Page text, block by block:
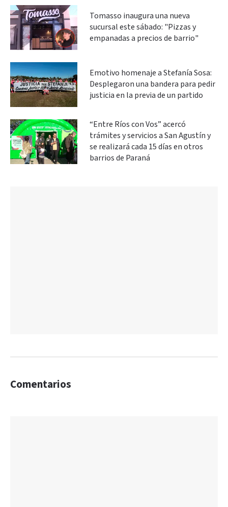
Tomasso inaugura una nueva
sucursal este sábado: "Pizzas y
empanadas a precios de barrio"
Emotivo homenaje a Stefanía Sosa:
Desplegaron una bandera para pedir
justicia en la previa de un partido
“Entre Ríos con Vos” acercó
trámites y servicios a San Agustín y
se realizará cada 15 días en otros
barrios de Paraná
Comentarios